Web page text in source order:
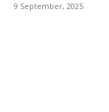
9 September, 2025